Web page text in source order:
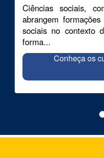
Ciências sociais,
abrangem
sociais no contexto
forma...
Conheça os